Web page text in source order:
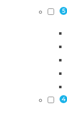
5
4